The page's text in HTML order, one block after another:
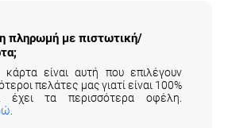
η πληρωμή με πιστωτική/
είναι αυτή που επιλέγουν
πελάτες μας γιατί είναι 100%
έχει τα περισσότερα οφέλη.